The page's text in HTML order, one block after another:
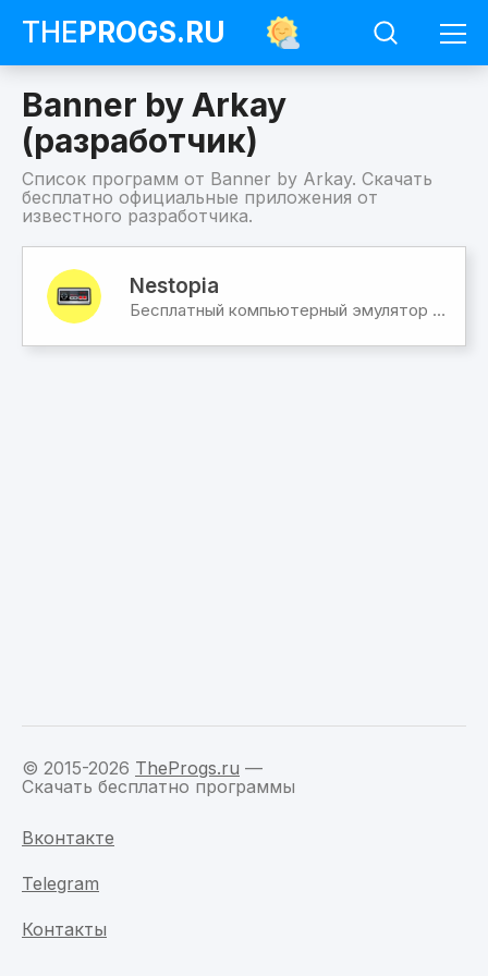
THEPROGS.RU
Banner by Arkay
(разработчик)
Список программ от Banner by Arkay. Скачать
бесплатно официальные приложения от
известного разработчика.
Banner
Arkay
(разработчик)
Nestopia
Бесплатный компьютерный эмулятор ретро-игр приставки NES, Famicom (Dendy)
© 2015-2026 TheProgs.ru —
Скачать бесплатно программы
Вконтакте
Telegram
Контакты